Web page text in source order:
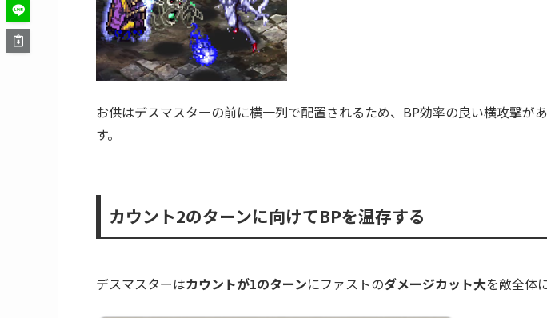
カウント0でお供を4体召喚
デスマスターはカウントが0になったターンの最後にお供を4体召喚してきます。